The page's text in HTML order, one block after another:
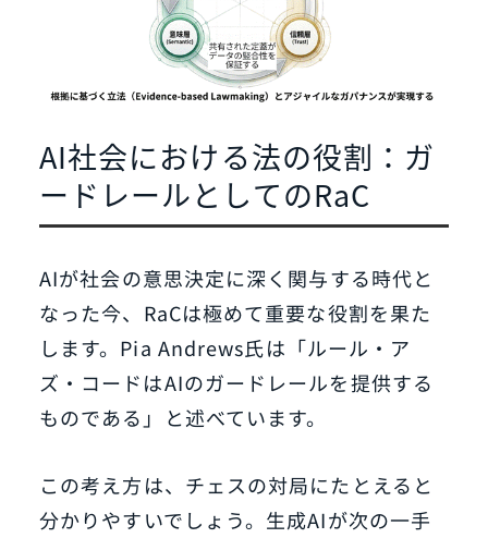
AI社会における法の役割：ガ
ードレールとしてのRaC
AIが社会の意思決定に深く関与する時代と
なった今、RaCは極めて重要な役割を果た
します。Pia Andrews氏は「ルール・ア
ズ・コードはAIのガードレールを提供する
ものである」と述べています。
この考え方は、チェスの対局にたとえると
分かりやすいでしょう。生成AIが次の一手